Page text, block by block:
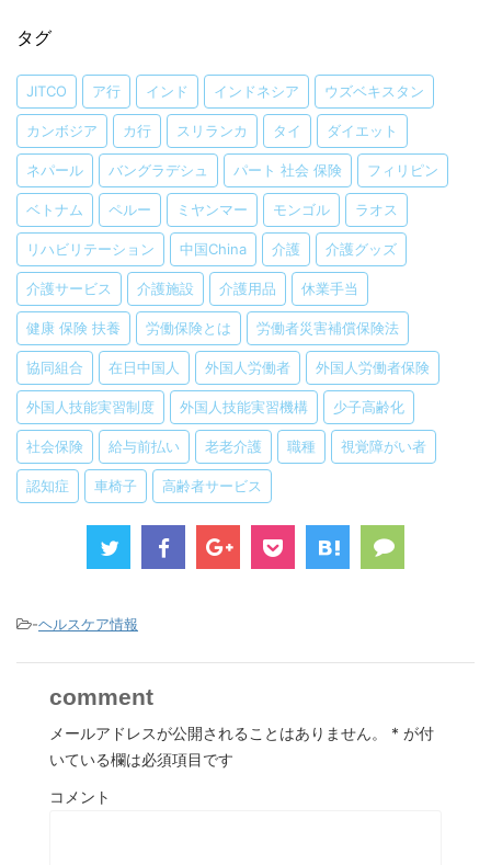
タグ
JITCO ア行 インド インドネシア ウズベキスタン
カンボジア カ行 スリランカ タイ ダイエット
ネパール バングラデシュ パート 社会 保険 フィリピン
ベトナム ペルー ミヤンマー モンゴル ラオス
リハビリテーション 中国China 介護 介護グッズ
介護サービス 介護施設 介護用品 休業手当
健康 保険 扶養 労働保険とは 労働者災害補償保険法
協同組合 在日中国人 外国人労働者 外国人労働者保険
外国人技能実習制度 外国人技能実習機構 少子高齢化
社会保険 給与前払い 老老介護 職種 視覚障がい者
認知症 車椅子 高齢者サービス
-ヘルスケア情報
comment
メールアドレスが公開されることはありません。 * が付
いている欄は必須項目です
コメント